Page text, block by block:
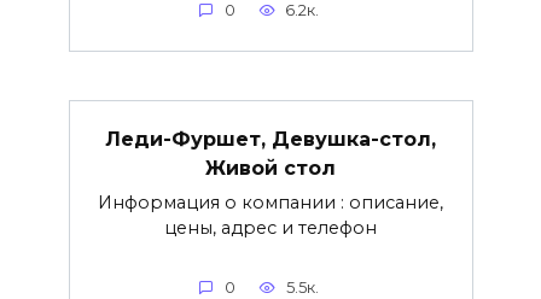
0 6.2к.
Леди-Фуршет, Девушка-стол,
Живой стол
Информация о компании : описание,
цены, адрес и телефон
0 5.5к.